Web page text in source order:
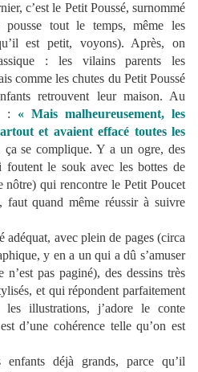
c’est le Petit Poussé, surnommé
tout le temps, même les
est petit, voyons). Après, on
: les vilains parents les
comme les chutes du Petit Poussé
retrouvent leur maison. Au
: « Mais malheureusement, les
et avaient effacé toutes les
ça se complique. Y a un ogre, des
foutent le souk avec les bottes de
nôtre) qui rencontre le Petit Poucet
faut quand même réussir à suivre
avec plein de pages (circa
y en a un qui a dû s’amuser
pas paginé), des dessins très
et qui répondent parfaitement
illustrations, j’adore le conte
d’une cohérence telle qu’on est
enfants déjà grands, parce qu’il